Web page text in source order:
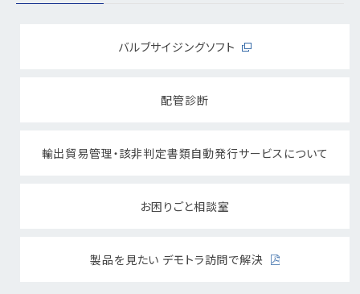
バルブサイジングソフト
配管診断
輸出貿易管理・該非判定書類自動発行サービスについて
お困りごと相談室
製品を見たい デモトラ訪問で解決